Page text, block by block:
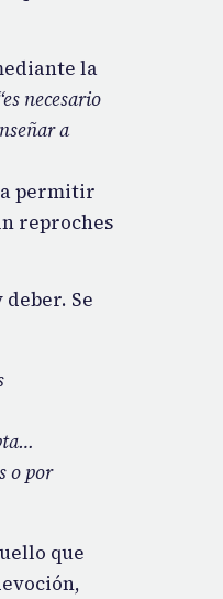
la
necesario
a
a permitir
reproches
Se
o por
que